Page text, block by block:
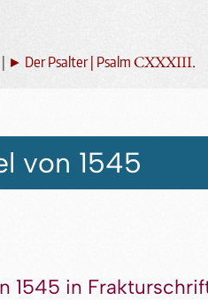
► Der Psalter | Psalm CXXXIII.
von 1545
1545 in